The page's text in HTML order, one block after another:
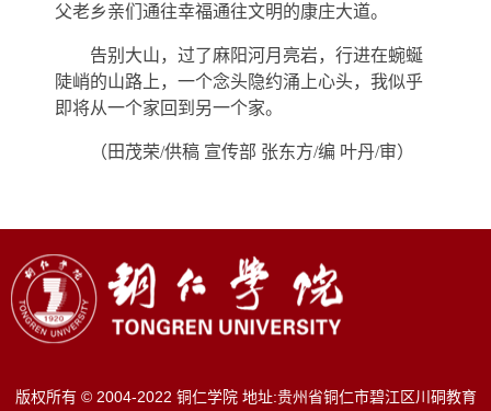
父老乡亲们通往幸福通往文明的康庄大道。
告别大山，过了麻阳河月亮岩，行进在蜿蜒
陡峭的山路上，一个念头隐约涌上心头，我似乎
即将从一个家回到另一个家。
（田茂荣/供稿 宣传部 张东方/编 叶丹/审）
版权所有 © 2004-2022 铜仁学院 地址:贵州省铜仁市碧江区川硐教育